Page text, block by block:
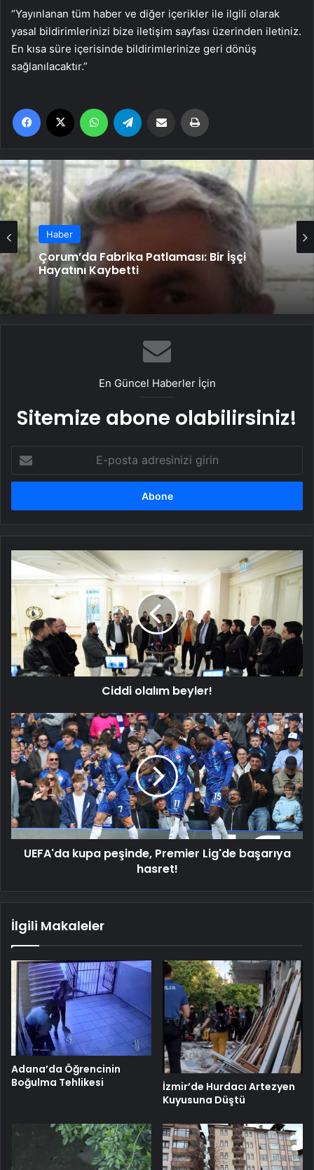
“Yayınlanan tüm haber ve diğer içerikler ile ilgili olarak
yasal bildirimlerinizi bize iletişim sayfası üzerinden iletiniz.
En kısa süre içerisinde bildirimlerinize geri dönüş
sağlanılacaktır.”
Facebook WhatsApp Email'den paylaş
Haber
Çorum’da Fabrika Patlaması: Bir İşçi
Hayatını Kaybetti
En Güncel Haberler İçin
Sitemize abone olabilirsiniz!
posta
adresinizi
Ciddi
beyler!
Ciddi olalım beyler!
UEFA'da
kupa
peşinde,
Premier
Lig'de
başarıya
hasret!
UEFA'da kupa peşinde, Premier Lig'de başarıya
hasret!
İlgili Makaleler
Adana’da Öğrencinin
Boğulma Tehlikesi
İzmir’de Hurdacı Artezyen
Kuyusuna Düştü